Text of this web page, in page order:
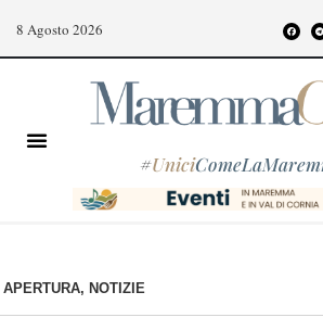
8 Agosto 2026
#Unici
APERTURA, NOTIZIE